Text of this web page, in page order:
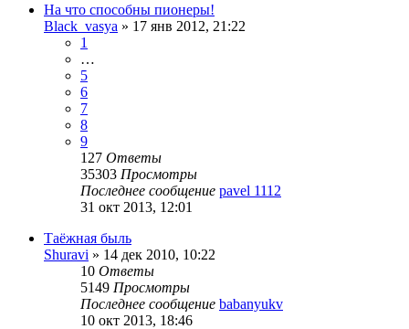
На что способны пионеры!
Black_vasya » 17 янв 2012, 21:22
1
…
5
6
7
8
9
127 Ответы
35303 Просмотры
Последнее сообщение pavel 1112
31 окт 2013, 12:01
Таёжная быль
Shuravi » 14 дек 2010, 10:22
10 Ответы
5149 Просмотры
Последнее сообщение babanyukv
10 окт 2013, 18:46